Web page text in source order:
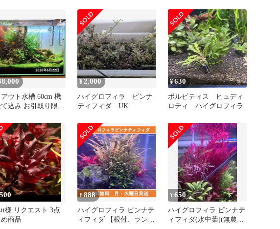
アウト水槽 60cm 機
込み お引取り限定
¥2,000
ハイグロフィラ ピンナ
ティフィダ UK
¥630
ボルビティス ヒュディ
ロティ ハイグロフィラ
様 リクエスト 3点
め商品
¥888
ハイグロフィラ ピンナテ
ィフィダ 【根付、ランナ
¥650
ハイグロフィラ ピンナテ
ィフィダ(水中葉)(無農薬)